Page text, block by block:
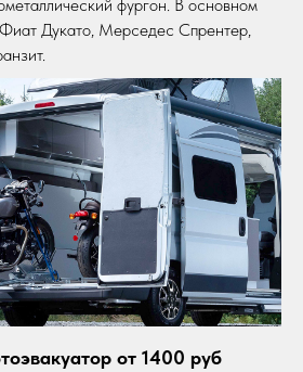
фургон. В основном
Дукато, Мерседес Спрентер,
от 1400 руб